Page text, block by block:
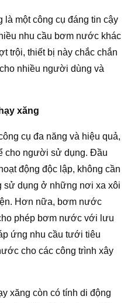
một công cụ đáng tin cậy
nhu cầu bơm nước khác
trội, thiết bị này chắc chắn
nhiều người dùng và
xăng
cụ đa năng và hiệu quả,
cho người sử dụng. Đầu
động độc lập, không cần
sử dụng ở những nơi xa xôi
Hơn nữa, bơm nước
phép bơm nước với lưu
ứng nhu cầu tưới tiêu
cho các công trình xây
xăng còn có tính di động